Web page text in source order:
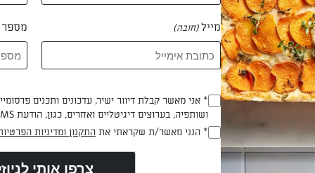
דקות
סכין חדה כדי לחתוך את הבצק.
עם דוגמת חלקי הפאזל כשכבה עליונה מעל למלית. מחזירים למקרר.
מייל(חובה) מספר
(חובה)
* אני מאשר קבלת דיוור ישיר, עדכונים ותכנים
ושותפיה, בערוצים דיגיטליים ואחרים, כגון, הודעת SMS וואטסאפ, מייל
(חובה)
* הנני מאשר/ת שקראתי את התקנון ומדיניות